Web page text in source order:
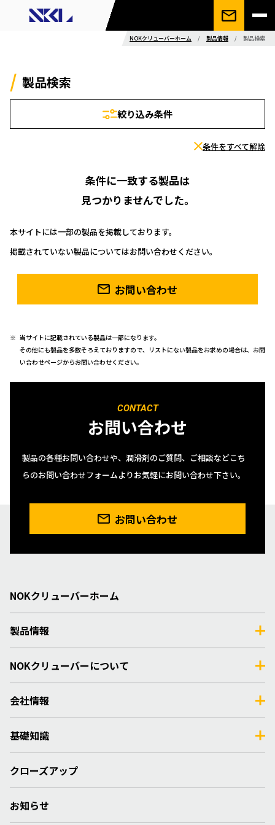
NOKクリューバーホーム / 製品情報 / 製品検索
製品検索
絞り込み条件
条件をすべて解除
条件に一致する製品は
見つかりませんでした。
本サイトには一部の製品を掲載しております。
掲載されていない製品についてはお問い合わせください。
お問い合わせ
当サイトに記載されている製品は一部になります。
その他にも製品を多数そろえておりますので、リストにない製品をお求めの場合は、お問
い合わせページからお問い合わせください。
CONTACT
お問い合わせ
製品の各種お問い合わせや、潤滑剤のご質問、ご相談などこち
らのお問い合わせフォームよりお気軽にお問い合わせ下さい。
お問い合わせ
NOKクリューバーホーム
製品情報
NOKクリューバーについて
会社情報
基礎知識
クローズアップ
お知らせ